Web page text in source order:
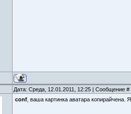
Дата: Среда, 12.01.2011, 12:25 | Сообщение #
conf , ваша картинка аватара